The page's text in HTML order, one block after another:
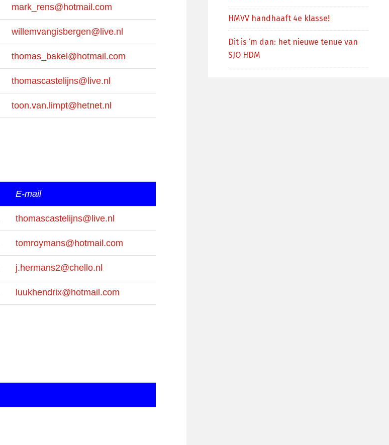
mark_rens@hotmail.com
willemvangisbergen@live.nl
thomas_bakel@hotmail.com
thomascastelijns@live.nl
toon.van.limpt@hetnet.nl
E-mail
thomascastelijns@live.nl
tomroymans@hotmail.com
j.hermans2@chello.nl
luukhendrix@hotmail.com
HMVV handhaaft 4e klasse!
Dit is ‘m dan: het nieuwe tenue van
SJO HDM